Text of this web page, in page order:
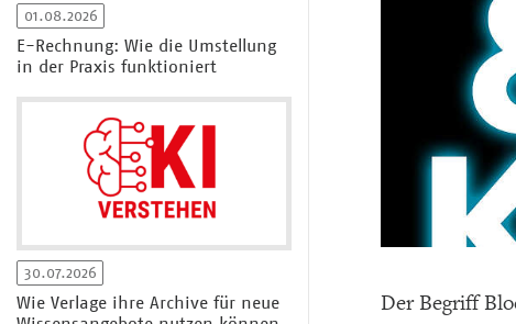
Der Begriff
01.08.2026
E-Rechnung: Wie die Umstellung
in der Praxis funktioniert
30.07.2026
Wie Verlage ihre Archive für neue